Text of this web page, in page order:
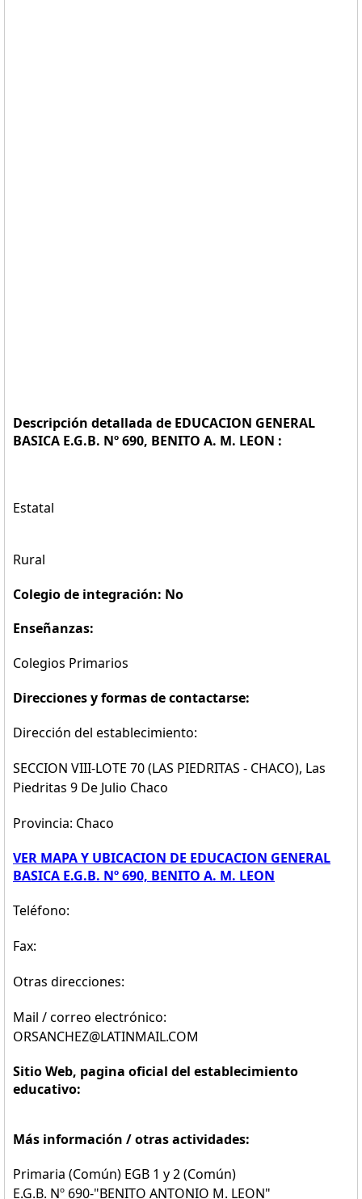
Descripción detallada de EDUCACION GENERAL
BASICA E.G.B. Nº 690, BENITO A. M. LEON :
Estatal
Rural
Colegio de integración: No
Enseñanzas:
Colegios Primarios
Direcciones y formas de contactarse:
Dirección del establecimiento:
SECCION VIII-LOTE 70 (LAS PIEDRITAS - CHACO), Las
Piedritas 9 De Julio Chaco
Provincia: Chaco
VER MAPA Y UBICACION DE EDUCACION GENERAL
BASICA E.G.B. Nº 690, BENITO A. M. LEON
Teléfono:
Fax:
Otras direcciones:
Mail / correo electrónico:
ORSANCHEZ@LATINMAIL.COM
Sitio Web, pagina oficial del establecimiento
educativo:
Más información / otras actividades:
Primaria (Común) EGB 1 y 2 (Común)
E.G.B. Nº 690-"BENITO ANTONIO M. LEON"